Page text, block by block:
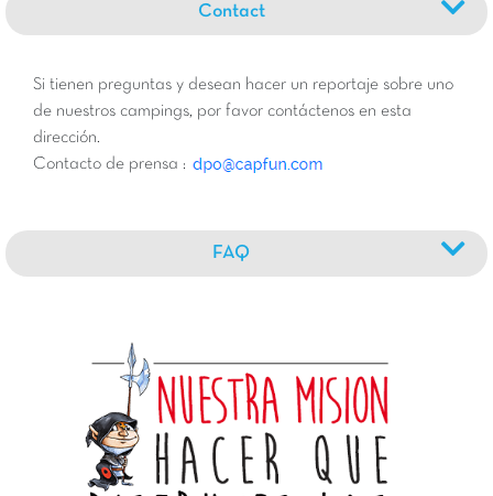
Contact
Si tienen preguntas y desean hacer un reportaje sobre uno
de nuestros campings, por favor contáctenos en esta
dirección.
Contacto de prensa :
FAQ